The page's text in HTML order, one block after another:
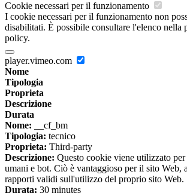
Cookie necessari per il funzionamento
I cookie necessari per il funzionamento non
disabilitati. È possibile consultare l'elenco nella
policy.
player.vimeo.com
Nome
Tipologia
Proprieta
Descrizione
Durata
Nome: __cf_bm
Tipologia: tecnico
Proprieta: Third-party
Descrizione: Questo cookie viene utilizzato per
umani e bot. Ciò è vantaggioso per il sito Web,
rapporti validi sull'utilizzo del proprio sito Web.
Durata: 30 minutes